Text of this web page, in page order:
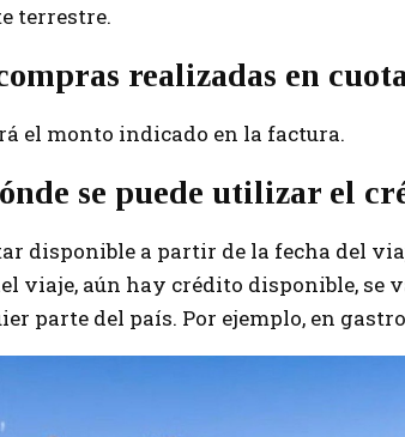
terrestre.
realizadas en
el monto indicado en la factura.
se puede utilizar el
disponible a partir de la fecha del
viaje, aún hay crédito disponible, se
parte del país. Por ejemplo, en